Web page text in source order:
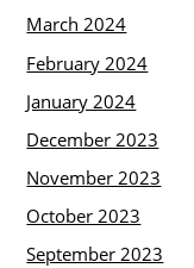
March 2024
February 2024
January 2024
December 2023
November 2023
October 2023
September 2023